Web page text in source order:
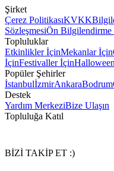
Şirket
Çerez PolitikasıKVKK
SözleşmesiÖn Bilgilendirme
Topluluklar
Etkinlikler İçinMekanlar İçin
İçinFestivaller İçin
Popüler Şehirler
İstanbulİzmirAnkaraBodrum
Destek
Yardım MerkeziBize Ulaşın
Topluluğa Katıl
BİZİ TAKİP ET :)